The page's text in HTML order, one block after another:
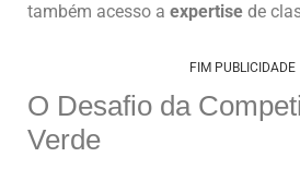
também acesso a expertise de
FIM PUBLICIDADE
O Desafio da
Verde